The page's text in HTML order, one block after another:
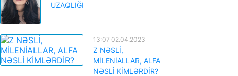
UZAQLIĞI
13:07 02.04.2023
Z NƏSLİ,
MİLENİALLAR, ALFA
NƏSLİ KİMLƏRDİR?